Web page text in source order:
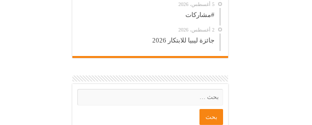
5 أغسطس، 2026
#مشاركات
2 أغسطس، 2026
جائزة ليبيا للابتكار 2026